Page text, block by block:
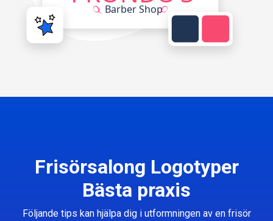
Frisörsalong Logotyper
Bästa praxis
Följande tips kan hjälpa dig i utformningen av en frisör